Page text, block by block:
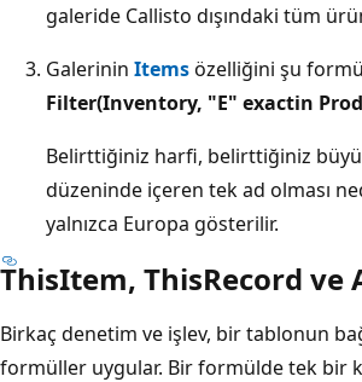
galeride Callisto dışındaki tüm
Galerinin Itemsözelliğini şu
Filter(Inventory, "E" exactin
Belirttiğiniz harfi, belirttiğiniz
düzeninde içeren tek ad olması
yalnızca Europa gösterilir.
ThisItem, ThisRecord ve
Birkaç denetim ve işlev, bir tablonun
formüller uygular. Bir formülde tek bir